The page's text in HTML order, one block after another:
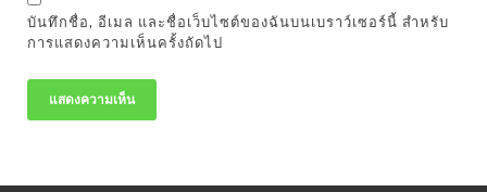
บันทึกชื่อ, อีเมล และชื่อเว็บไซต์ของฉันบนเบราว์เซอร์นี้ สำหรับ
การแสดงความเห็นครั้งถัดไป